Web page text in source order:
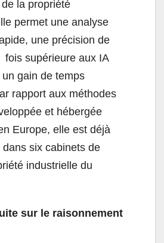
la propriété
permet une analyse
une précision de
supérieure aux IA
gain de temps
rapport aux méthodes
et hébergée
Europe, elle est déjà
six cabinets de
industrielle du
sur le raisonnement